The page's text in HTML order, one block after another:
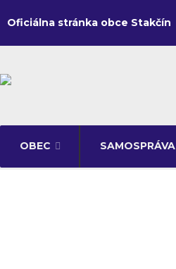
Oficiálna stránka obce Stakčín
OBEC SAMOSPRÁVA